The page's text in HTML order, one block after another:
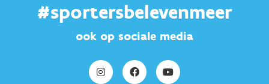
#sportersbelevenmeer
ook op sociale media